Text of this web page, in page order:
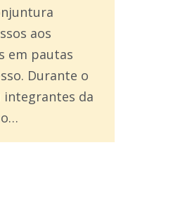
aos
em pautas
Durante o
da